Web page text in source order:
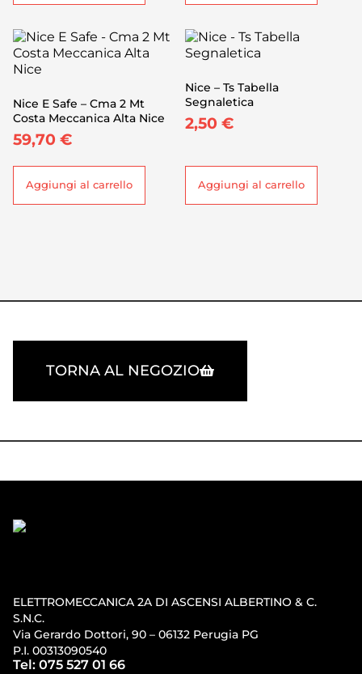
Nice E Safe – Cma 2 Mt
Costa Meccanica Alta Nice
59,70 €
Aggiungi al carrello
Nice – Ts Tabella
Segnaletica
2,50 €
Aggiungi al carrello
TORNA AL NEGOZIO
ELETTROMECCANICA 2A DI ASCENSI ALBERTINO & C.
S.N.C.
Via Gerardo Dottori, 90 – 06132 Perugia PG
P.I. 00313090540
Tel: 075 527 01 66